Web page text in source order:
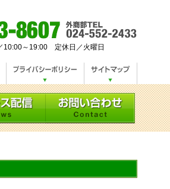
～19:00 定休日／火曜日